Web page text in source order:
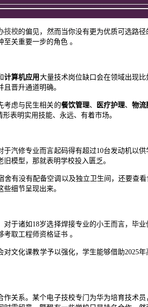
技校的偏见，然而当你没有更为优质可选路
关重要一步的角色 。
计算机应用 大量技术岗位缺口会在领域出现
晋升通道明确。
考虑与民生相关的餐饮管理、 医疗护理、 物流
表明实用技能、永远、有着市场。
汽修专业而言起码得有超过10台发动机以
模型，那就表明学校投入匮乏。
有没有配备空调以及独立卫生间，还要查
细节呈现出来。
于诸如18岁选择焊接专业的小王而言，毕
取工程师资格证书 。
对文化课教学予以强化，学生能够借助2025
作关系。某个电子技校专门为华为培育技术